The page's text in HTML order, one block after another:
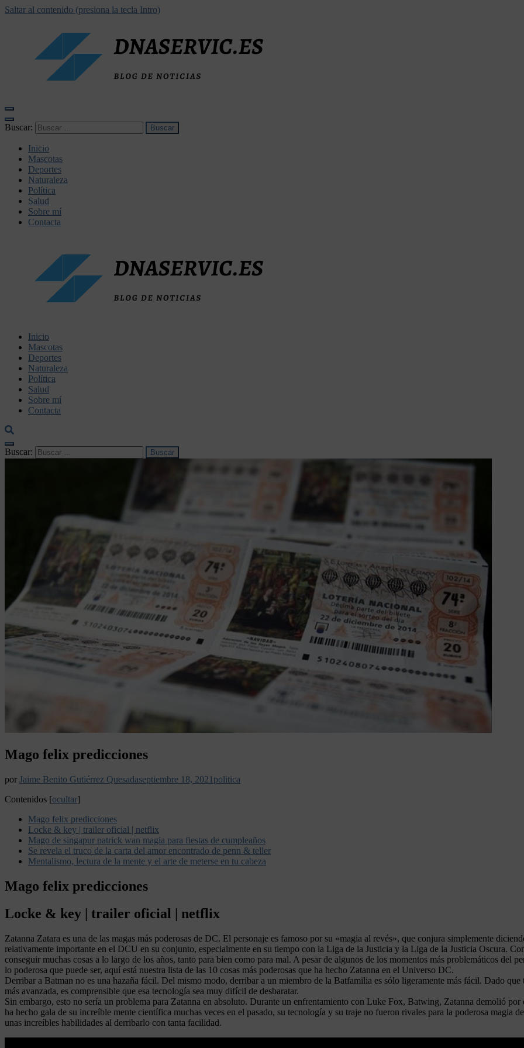
Saltar al contenido (presiona la tecla Intro)
Buscar:
Inicio
Mascotas
Deportes
Naturaleza
Política
Salud
Sobre mí
Contacta
dnaservic.es
Inicio
Mascotas
Deportes
Naturaleza
Política
Salud
Sobre mí
Contacta
Buscar:
Mago felix predicciones
por Jaime Benito Gutiérrez Quesadaseptiembre 18, 2021 politica
Contenidos [ocultar]
Mago felix predicciones
Locke & key | trailer oficial | netflix
Mago de singapur patrick wan magia para fiestas de cumpleaños
Se revela el truco de la carta del amor encontrado de penn & teller
Mentalismo, lectura de la mente y el arte de meterse en tu cabeza
Mago felix predicciones
Locke & key | trailer oficial | netflix
Zatanna Zatara es una de las magas más poderosas de DC. El personaje es famoso por su «magia al revés», que conjura simplemente
relativamente importante en el DCU en su conjunto, especialmente en su tiempo con la Liga de la Justicia y la Liga de la Justicia Oscura.
conseguir muchas cosas a lo largo de los años, tanto para bien como para mal. A pesar de algunos de los momentos más problemáticos del
lo poderosa que puede ser, aquí está nuestra lista de las 10 cosas más poderosas que ha hecho Zatanna en el Universo DC.
Derribar a Batman no es una hazaña fácil. Del mismo modo, derribar a un miembro de la Batfamilia es sólo ligeramente más fácil. Dado
más avanzada, es comprensible que esa tecnología sea muy difícil de desbaratar.
Sin embargo, esto no sería un problema para Zatanna en absoluto. Durante un enfrentamiento con Luke Fox, Batwing, Zatanna demolió
ha hecho gala de su increíble mente científica muchas veces en el pasado, su tecnología y su traje no fueron rivales para la poderosa magia
unas increíbles habilidades al derribarlo con tanta facilidad.